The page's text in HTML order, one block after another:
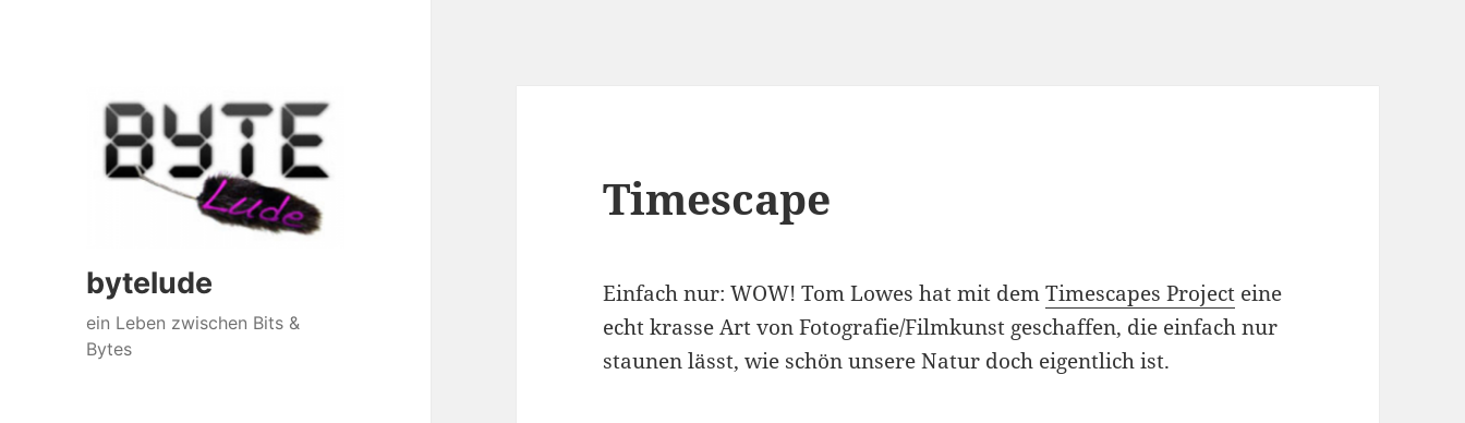
bytelude
ein Leben zwischen Bits &
Bytes
Timescape
Einfach nur: WOW! Tom Lowes hat mit demTimescapes Project eine
echt krasse Art von Fotografie/Filmkunst geschaffen, die einfach nur
staunen lässt, wie schön unsere Natur doch eigentlich ist.